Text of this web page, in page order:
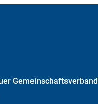
Gemeinschaftsverband